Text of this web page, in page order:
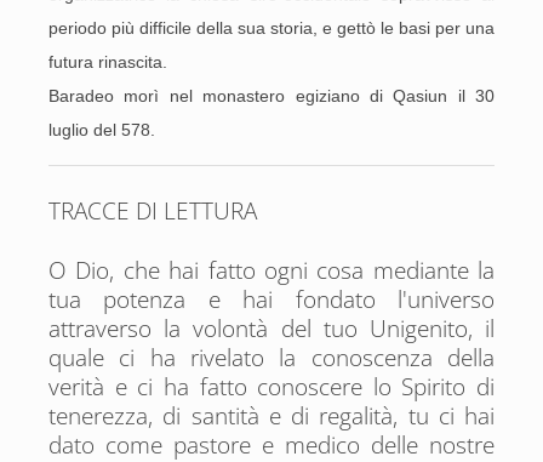
periodo più difficile della sua storia, e gettò le basi per una
futura rinascita.
Baradeo morì nel monastero egiziano di Qasiun il 30
luglio del 578.
TRACCE DI LETTURA
O Dio, che hai fatto ogni cosa mediante la
tua potenza e hai fondato l'universo
attraverso la volontà del tuo Unigenito, il
quale ci ha rivelato la conoscenza della
verità e ci ha fatto conoscere lo Spirito di
tenerezza, di santità e di regalità, tu ci hai
dato come pastore e medico delle nostre